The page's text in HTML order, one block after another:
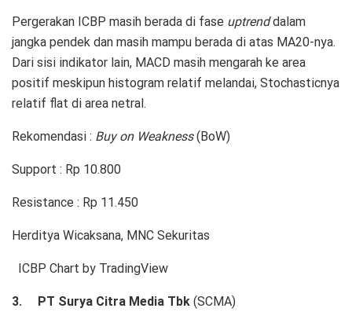
Pergerakan ICBP masih berada di fase uptrenddalam
jangka pendek dan masih mampu berada di atas MA20-nya.
Dari sisi indikator lain, MACD masih mengarah ke area
positif meskipun histogram relatif melandai, Stochasticnya
relatif flat di area netral.
Rekomendasi : Buy on Weakness(BoW)
Support : Rp 10.800
Resistance : Rp 11.450
Herditya Wicaksana, MNC Sekuritas
ICBP Chart by TradingView
3. PT Surya Citra Media Tbk (SCMA)